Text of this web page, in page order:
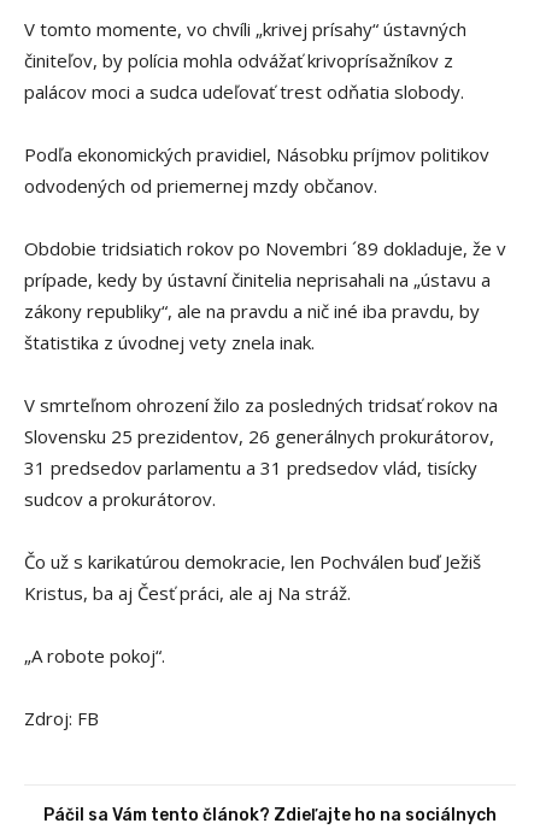
V tomto momente, vo chvíli „krivej prísahy“ ústavných
činiteľov, by polícia mohla odvážať krivoprísažníkov z
palácov moci a sudca udeľovať trest odňatia slobody.
Podľa ekonomických pravidiel, Násobku príjmov politikov
odvodených od priemernej mzdy občanov.
Obdobie tridsiatich rokov po Novembri ´89 dokladuje, že v
prípade, kedy by ústavní činitelia neprisahali na „ústavu a
zákony republiky“, ale na pravdu a nič iné iba pravdu, by
štatistika z úvodnej vety znela inak.
V smrteľnom ohrození žilo za posledných tridsať rokov na
Slovensku 25 prezidentov, 26 generálnych prokurátorov,
31 predsedov parlamentu a 31 predsedov vlád, tisícky
sudcov a prokurátorov.
Čo už s karikatúrou demokracie, len Pochválen buď Ježiš
Kristus, ba aj Česť práci, ale aj Na stráž.
„A robote pokoj“.
Zdroj: FB
Páčil sa Vám tento článok? Zdieľajte ho na sociálnych